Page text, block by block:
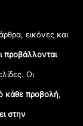
εικόνες και
προβάλλονται
Οι
κάθε προβολή,
στην